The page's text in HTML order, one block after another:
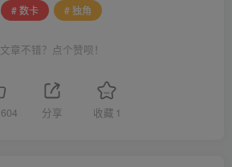
# 数卡 # 独角
文章不错？点个赞呗！
604 分享 收藏 1